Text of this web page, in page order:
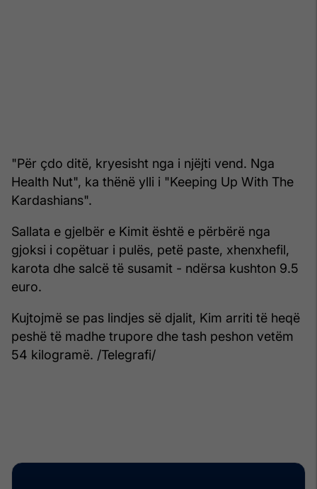
"Për çdo ditë, kryesisht nga i njëjti vend. Nga
Health Nut", ka thënë ylli i "Keeping Up With The
Kardashians".
Sallata e gjelbër e Kimit është e përbërë nga
gjoksi i copëtuar i pulës, petë paste, xhenxhefil,
karota dhe salcë të susamit - ndërsa kushton 9.5
euro.
Kujtojmë se pas lindjes së djalit, Kim arriti të heqë
peshë të madhe trupore dhe tash peshon vetëm
54 kilogramë. /Telegrafi/